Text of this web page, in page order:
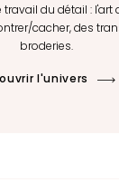
le travail du détail :
cacher, des
broderies.
l'univers